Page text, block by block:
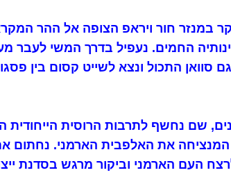
במנזר חור ויראפ הצופה אל ההר
החמים. נעפיל בדרך המשי לעבר
סוואן התכול ונצא לשייט קסום בין
שם נחשף לתרבות הרוסית
את האלפבית הארמני. נחתום
העם הארמני וביקור מרגש בסדנת